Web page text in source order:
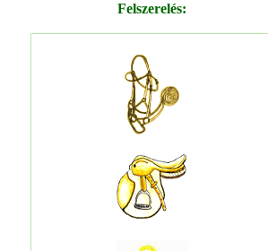
Felszerelés: